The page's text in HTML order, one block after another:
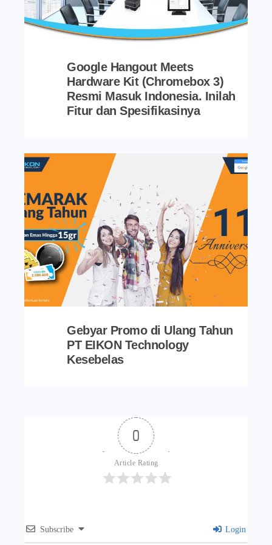
Google Hangout Meets
Hardware Kit (Chromebox 3)
Resmi Masuk Indonesia. Inilah
Fitur dan Spesifikasinya
Gebyar Promo di Ulang Tahun
PT EIKON Technology
Kesebelas
0
Article Rating
Subscribe Login